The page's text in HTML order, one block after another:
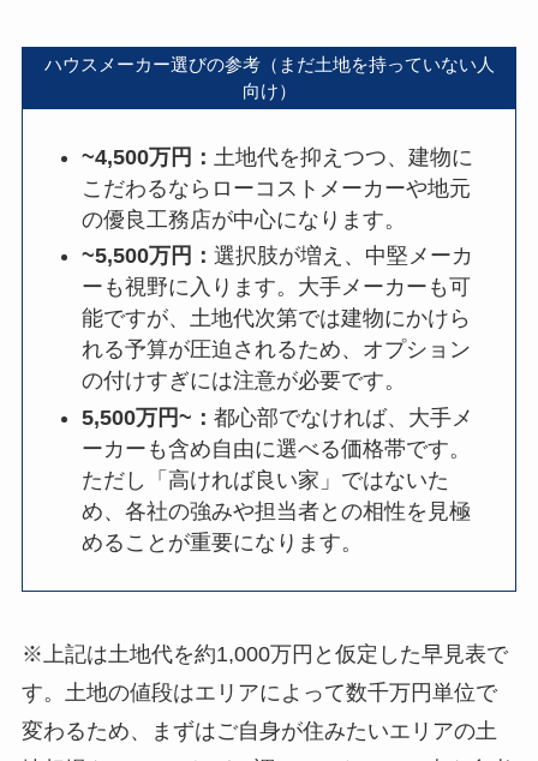
ハウスメーカー選びの参考（まだ土地を持っていない人
向け）
~4,500万円： 土地代を抑えつつ、建物に
こだわるならローコストメーカーや地元
の優良工務店が中心になります。
~5,500万円：選択肢が増え、中堅メーカ
ーも視野に入ります。大手メーカーも可
能ですが、土地代次第では建物にかけら
れる予算が圧迫されるため、オプション
の付けすぎには注意が必要です。
5,500万円~：都心部でなければ、大手メ
ーカーも含め自由に選べる価格帯です。
ただし「高ければ良い家」ではないた
め、各社の強みや担当者との相性を見極
めることが重要になります。
※上記は土地代を約1,000万円と仮定した早見表で
す。土地の値段はエリアによって数千万円単位で
変わるため、まずはご自身が住みたいエリアの土